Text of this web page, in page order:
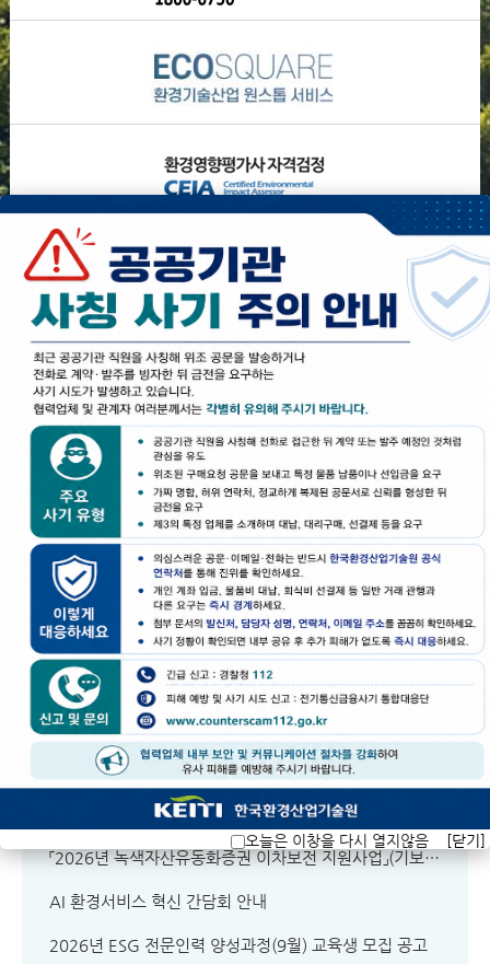
오늘은 이창을 다시 열지않음 [닫기]
공지사항 입찰공고 채용공고
신기술인증 신청내용 공고[(주)지스코]
2026년 난방 전기화사업 제2차 대상제품 공고
「2026년 녹색자산유동화증권 이차보전 지원사업」(기보2차) 공고
AI 환경서비스 혁신 간담회 안내
2026년 ESG 전문인력 양성과정(9월) 교육생 모집 공고